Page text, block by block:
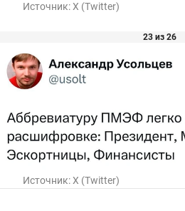
Источник:X (Twitter)
23 из 26
Источник:X (Twitter)